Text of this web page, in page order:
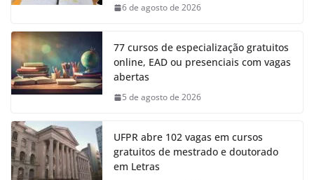
6 de agosto de 2026
77 cursos de especialização gratuitos
online, EAD ou presenciais com vagas
abertas
5 de agosto de 2026
UFPR abre 102 vagas em cursos
gratuitos de mestrado e doutorado
em Letras